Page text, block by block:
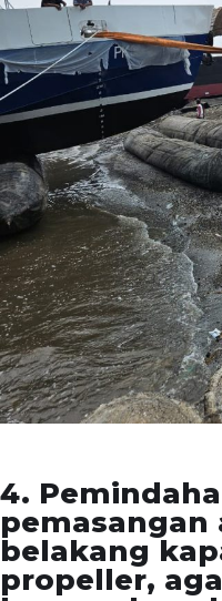
4.
pemasangan
belakang
propeller,